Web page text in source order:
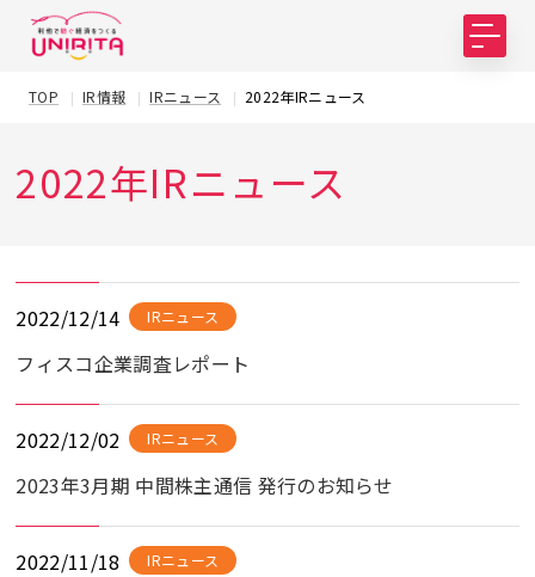
TOP IR情報 IRニュース 2022年IRニュース
2022年IRニュース
2022/12/14 IRニュース
フィスコ企業調査レポート
2022/12/02 IRニュース
2023年3月期 中間株主通信 発行のお知らせ
2022/11/18 IRニュース